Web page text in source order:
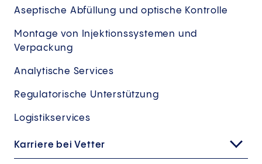
Aseptische Abfüllung und optische Kontrolle
Montage von Injektionssystemen und
Verpackung
Analytische Services
Regulatorische Unterstützung
Logistikservices
Karriere bei Vetter